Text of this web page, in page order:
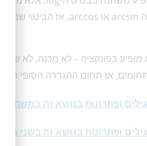
אז תחום ההגדרה הסופי הוא
ופתרונות בנושא זה במשתנה
ופתרונות בנושא זה בשני